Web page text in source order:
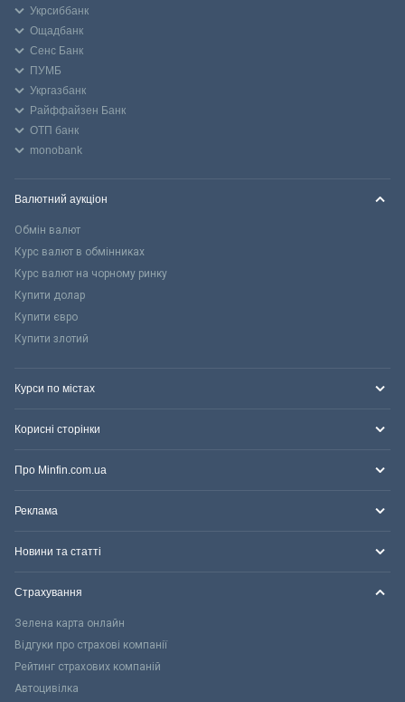
Укрсиббанк
Ощадбанк
Сенс Банк
ПУМБ
Укргазбанк
Райффайзен Банк
ОТП банк
monobank
Валютний аукціон
Обмін валют
Курс валют в обмінниках
Курс валют на чорному ринку
Купити долар
Купити євро
Купити злотий
Курси по містах
Корисні сторінки
Про Minfin.com.ua
Реклама
Новини та статті
Страхування
Зелена карта онлайн
Відгуки про страхові компанії
Рейтинг страхових компаній
Автоцивілка